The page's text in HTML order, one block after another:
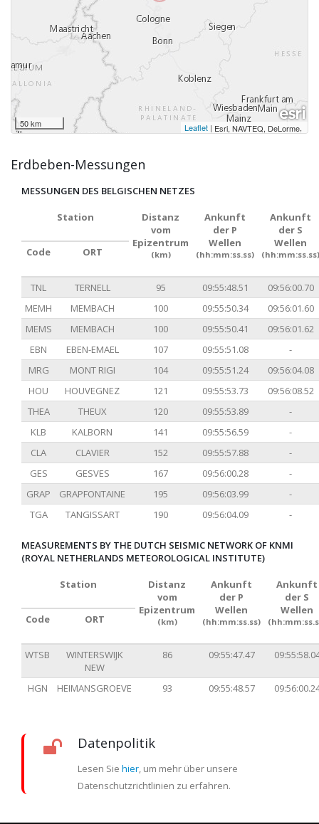
50 km Leaflet | Esri, NAVTEQ, DeLorme,
Erdbeben-Messungen
MESSUNGEN DES BELGISCHEN NETZES
Station
Distanz
vom
Epizentrum
(km)
Ankunft
der P
Wellen
(hh:mm:ss.ss)
Ankunft
der S
Wellen
(hh:mm:ss.ss)
Code ORT
TNL TERNELL 95 09:55:48.51
09:56:00.70
MEMH
MEMBACH 100 09:55:50.34
09:56:01.60
MEMS
MEMBACH 100 09:55:50.41
09:56:01.62
EBN
EBEN-EMAEL 107 09:55:51.08
-
MRG
MONT RIGI 104 09:55:51.24
09:56:04.08
HOU
HOUVEGNEZ 121 09:55:53.73
09:56:08.52
THEA
THEUX 120 09:55:53.89
-
KLB
KALBORN 141 09:55:56.59
-
CLA
CLAVIER 152 09:55:57.88
-
GES
GESVES 167 09:56:00.28
-
GRAP
GRAPFONTAINE 195 09:56:03.99
-
TGA
TANGISSART 190 09:56:04.09 -
MEASUREMENTS BY THE DUTCH SEISMIC NETWORK OF KNMI
(ROYAL NETHERLANDS METEOROLOGICAL INSTITUTE)
Station
Distanz
vom
Epizentrum
(km)
Ankunft
der P
Wellen
(hh:mm:ss.ss)
Ankunft
der S
Wellen
Code ORT
WTSB
WINTERSWIJK
NEW
86 09:55:47.47
HGN HEIMANSGROEVE 93 09:55:48.57
Datenpolitik
Lesen Sie hier, um mehr über unsere
Datenschutzrichtlinien zu erfahren.